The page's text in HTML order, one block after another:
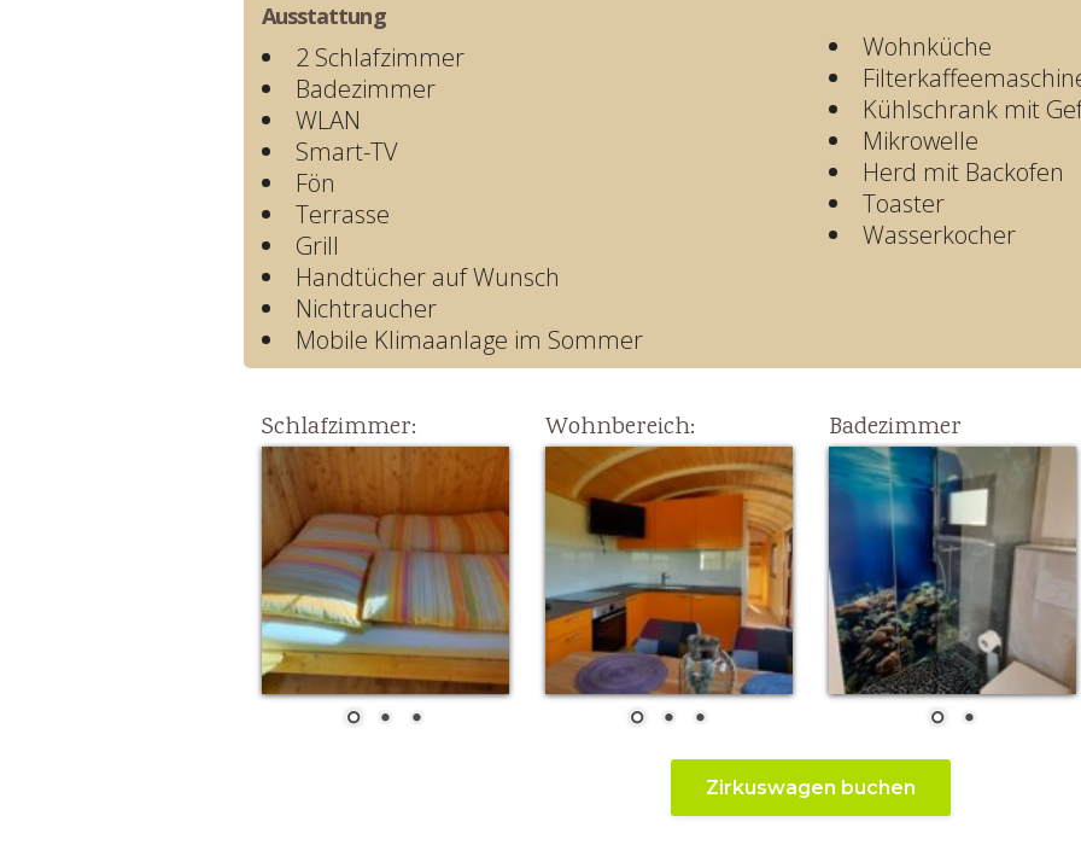
Ausstattung
2 Schlafzimmer
Badezimmer
WLAN
Smart-TV
Fön
Terrasse
Grill
Handtücher auf Wunsch
Nichtraucher
Mobile Klimaanlage im Sommer
Wohnküche
Kühlschrank mit
Mikrowelle
Herd mit Backofen
Toaster
Wasserkocher
Schlafzimmer: Wohnbereich: Badezimmer
Zirkuswagen buchen